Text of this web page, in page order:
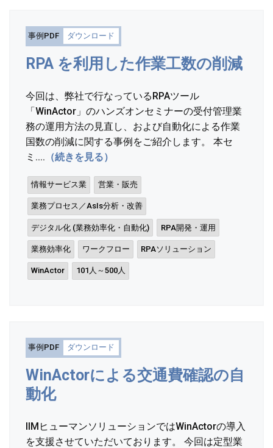
事例PDF ダウンロード
RPA を利用した作業工数の削減
今回は、弊社で行なっているRPAツール
「WinActor」のハンズオンセミナーの受付管理業
務の運用方法の見直し、および自動化による作業
国数の削減に関する事例をご紹介します。 本セ
ミ.... （続きを見る）
情報サービス業 営業・販売
業務プロセス／AsIs分析・改善
デジタル化 (業務効率化・自動化) RPA開発・運用
業務効率化 ワークフロー RPAソリューション
WinActor 101人～500人
事例PDF ダウンロード
WinActorによる交通費確認の自
動化
IIMヒューマンソリューションではWinActorの導入
を支援させていただいております。 今回は定型業